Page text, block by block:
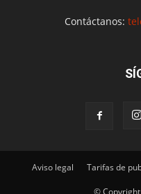
Contáctanos:
Aviso legal Tarifas de